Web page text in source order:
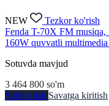
NEW
Tezkor ko'rish
Fenda T-70X FM musiqa,
160W quvvatli
Sotuvda mavjud
3 464 800 so'm
Sotib olish Savatga kiritish